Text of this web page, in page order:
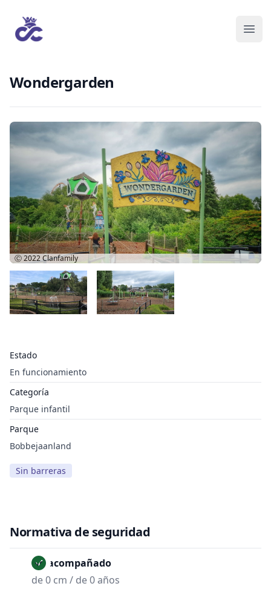
Wondergarden
Estado
En funcionamiento
Categoría
Parque infantil
Parque
Bobbejaanland
Sin barreras
Ⓒ 2022Clanfamily
Normativa de seguridad
No acompañado
de 0 cm / de 0 años